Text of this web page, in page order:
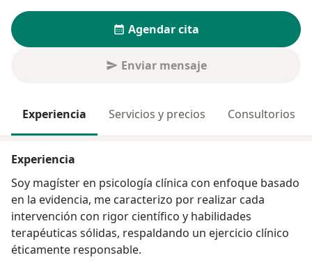
Agendar cita
Enviar mensaje
Experiencia Servicios y precios Consultorios
Experiencia
Soy magíster en psicología clínica con enfoque basado
en la evidencia, me caracterizo por realizar cada
intervención con rigor científico y habilidades
terapéuticas sólidas, respaldando un ejercicio clínico
éticamente responsable.